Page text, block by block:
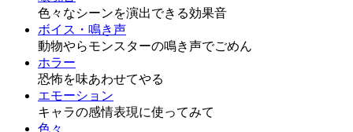
色々なシーンを演出できる効果音
ボイス・鳴き声
動物やらモンスターの鳴き声でごめん
ホラー
恐怖を味あわせてやる
エモーション
キャラの感情表現に使ってみて
色々